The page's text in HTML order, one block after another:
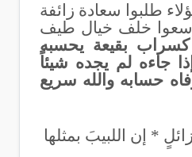
طلبوا سعادة زائفة
خلف خيال طيف
بقيعة يحسبه
جاءه لم يجده شيئاً
حسابه والله سريع
* إن اللبيبَ بمثلها